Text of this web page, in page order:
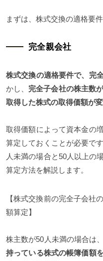
まずは、株式交換の適格要
完全親会社
株式交換の適格要件で、完
かし、 完全子会社の株主数
取得した株式の取得価額が
取得価額によって資本金の
算定しておくことが必要で
人未満の場合と50人以上の
算定方法を解説します。
【株式交換前の完全子会社
額算定】
株主数が50人未満の場合は
持っている株式の帳簿価額